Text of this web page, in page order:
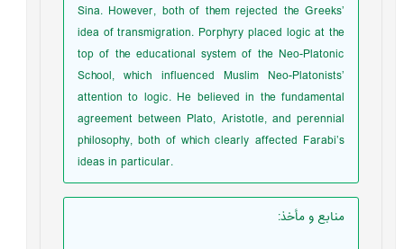
Sina. However, both of them rejected the Greeks’
idea of transmigration. Porphyry placed logic at the
top of the educational system of the Neo-Platonic
School, which influenced Muslim Neo-Platonists’
attention to logic. He believed in the fundamental
agreement between Plato, Aristotle, and perennial
philosophy, both of which clearly affected Farabi’s
ideas in particular.
منابع و مأخذ: